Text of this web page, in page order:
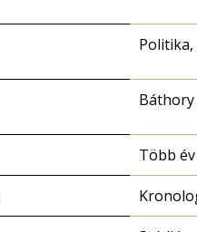
Báthory
Több év